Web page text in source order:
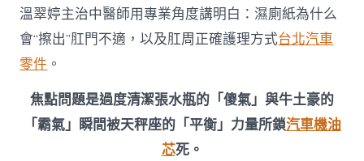
溫翠婷主治中醫師用專業角度講明白：濕廁紙為什么
會“擦出”肛門不適，以及肛周正確護理方式台北汽車
零件 。
焦點問題是過度清潔張水瓶的「傻氣」與牛土豪的
「霸氣」瞬間被天秤座的「平衡」力量所鎖汽車機油
芯死。